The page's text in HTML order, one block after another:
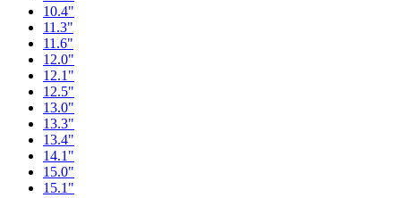
10.4"
11.3"
11.6"
12.0"
12.1"
12.5"
13.0"
13.3"
13.4"
14.1"
15.0"
15.1"